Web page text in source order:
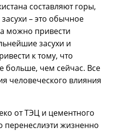
составляют горы,
– это обычное
можно привести
засухи и
к тому, что
больше, чем сейчас. Все
человеческого влияния
от ТЭЦ и цементного
перенеслиэти жизненно